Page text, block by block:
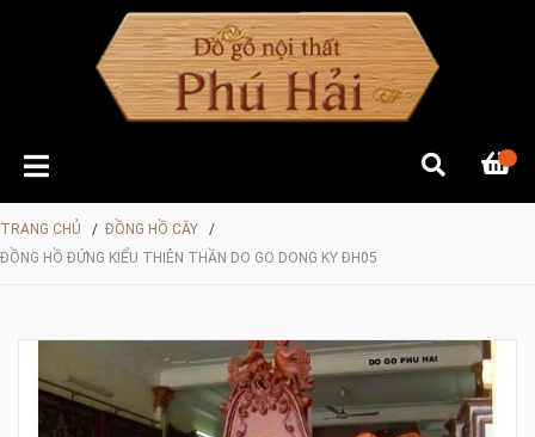
TRANG CHỦ / ĐỒNG HỒ CÂY
/
ĐỒNG HỒ ĐỨNG KIỂU THIÊN THẦN DO GO DONG KY ĐH05